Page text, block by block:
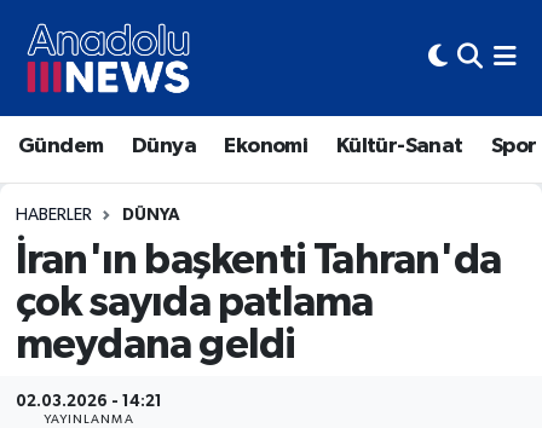
Gündem Dünya Ekonomi Kültür-Sanat Spor
HABERLER DÜNYA
İran'ın başkenti Tahran'da
çok sayıda patlama
meydana geldi
02.03.2026 - 14:21
YAYINLANMA
Hava Durumu
Trafik Durumu
Süper Lig Puan Durumu ve Fikstür
Tüm Manşetler
Son Dakika Haberleri
Haber Arşivi